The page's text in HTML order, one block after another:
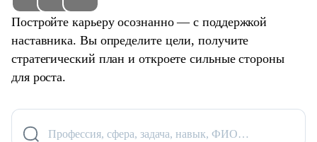
Постройте карьеру осознанно — с поддержкой
наставника. Вы определите цели, получите
стратегический план и откроете сильные стороны
для роста.
Профессия, сфера, задача, навык, ФИО…